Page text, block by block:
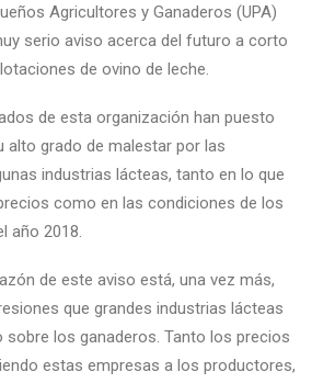
Agricultores y Ganaderos (UPA)
serio aviso acerca del futuro a corto
de ovino de leche.
de esta organización han puesto
alto grado de malestar por las
industrias lácteas, tanto en lo que
como en las condiciones de los
año 2018.
de este aviso está, una vez más,
que grandes industrias lácteas
sobre los ganaderos. Tanto los precios
estas empresas a los productores,